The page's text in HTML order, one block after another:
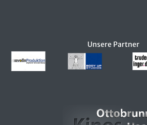
Unsere Partner